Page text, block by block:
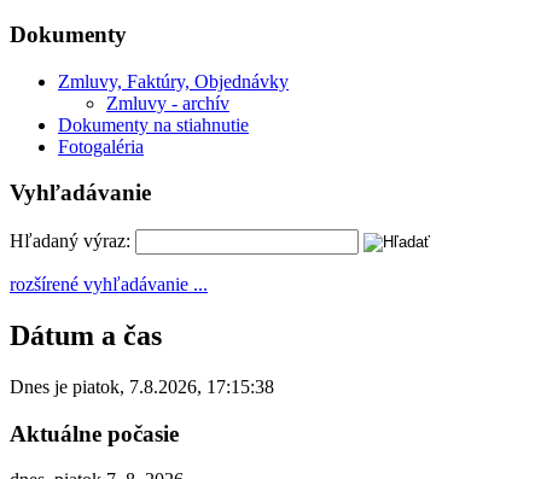
Dokumenty
Zmluvy, Faktúry, Objednávky
Zmluvy - archív
Dokumenty na stiahnutie
Fotogaléria
Vyhľadávanie
Hľadaný výraz:
rozšírené vyhľadávanie ...
Dátum a čas
Dnes je piatok, 7.8.2026, 17:15:38
Aktuálne počasie